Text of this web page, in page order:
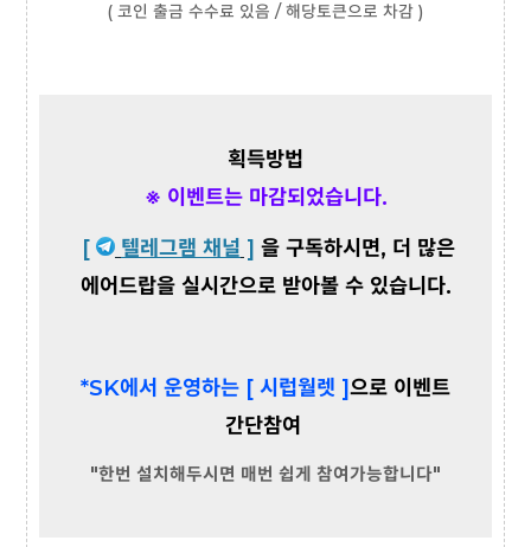
( 코인 출금 수수료 있음 / 해당토큰으로 차감 )
획득방법
※ 이벤트는 마감되었습니다.
[
텔레그램 채널 ] 을 구독하시면, 더 많은
에어드랍을 실시간으로 받아볼 수 있습니다.
*SK에서 운영하는 [ 시럽월렛 ]으로 이벤트
간단참여
"한번 설치해두시면 매번 쉽게 참여가능합니다"